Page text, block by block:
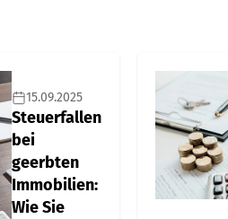
15.09.2025
Steuerfallen
bei
geerbten
Immobilien:
Wie Sie